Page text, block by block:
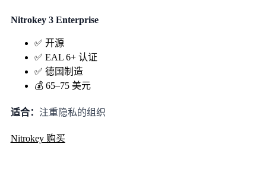
Nitrokey 3 Enterprise
✅ 开源
✅ EAL 6+ 认证
✅ 德国制造
💰 65–75 美元
适合： 注重隐私的组织
Nitrokey 购买